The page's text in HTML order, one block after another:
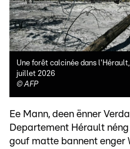
Une forêt calcinée dans
juillet 2026
©AFP
Ee Mann, deen ënner
Departement Hérault
gouf matte bannent enger